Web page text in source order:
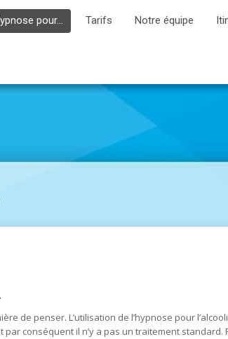
pour… Tarifs Notre équipe
de penser. L’utilisation de l’hypnose pour
conséquent il n’y a pas un traitement standard.